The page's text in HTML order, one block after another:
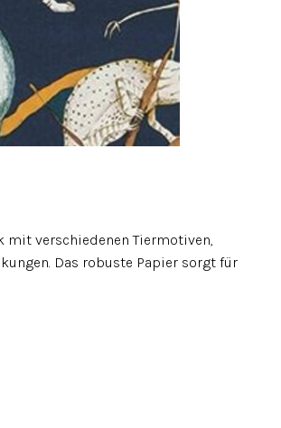
mit verschiedenen Tiermotiven,
Das robuste Papier sorgt für